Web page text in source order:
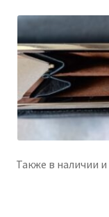
Также в наличии и